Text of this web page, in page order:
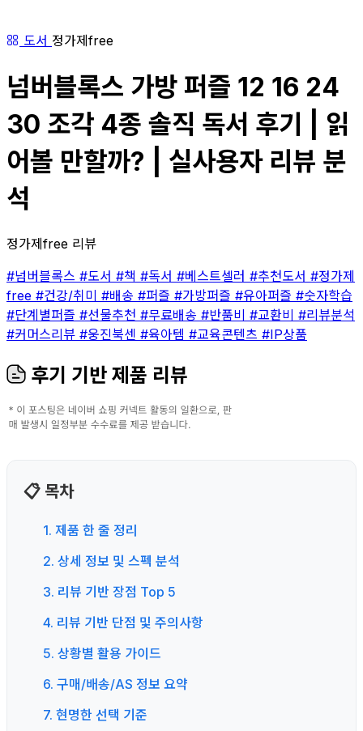
도서 정가제free
넘버블록스 가방 퍼즐 12 16 24
30 조각 4종 솔직 독서 후기 | 읽
어볼 만할까? | 실사용자 리뷰 분
석
정가제free 리뷰
#넘버블록스 #도서 #책 #독서 #베스트셀러 #추천도서 #정가제
free #건강/취미 #배송 #퍼즐 #가방퍼즐 #유아퍼즐 #숫자학습
#단계별퍼즐 #선물추천 #무료배송 #반품비 #교환비 #리뷰분석
#커머스리뷰 #웅진북센 #육아템 #교육콘텐츠 #IP상품
후기 기반 제품 리뷰
📋 목차
1. 제품 한 줄 정리
2. 상세 정보 및 스펙 분석
3. 리뷰 기반 장점 Top 5
4. 리뷰 기반 단점 및 주의사항
5. 상황별 활용 가이드
6. 구매/배송/AS 정보 요약
7. 현명한 선택 기준